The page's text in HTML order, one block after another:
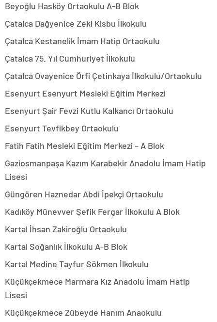
Beyoğlu Hasköy Ortaokulu A-B Blok
Çatalca Dağyenice Zeki Kisbu İlkokulu
Çatalca Kestanelik İmam Hatip Ortaokulu
Çatalca 75. Yıl Cumhuriyet İlkokulu
Çatalca Ovayenice Örfi Çetinkaya İlkokulu/Ortaokulu
Esenyurt Esenyurt Mesleki Eğitim Merkezi
Esenyurt Şair Fevzi Kutlu Kalkancı Ortaokulu
Esenyurt Tevfikbey Ortaokulu
Fatih Fatih Mesleki Eğitim Merkezi – A Blok
Gaziosmanpaşa Kazım Karabekir Anadolu İmam Hatip
Lisesi
Güngören Haznedar Abdi İpekçi Ortaokulu
Kadıköy Münevver Şefik Fergar İlkokulu A Blok
Kartal İhsan Zakiroğlu Ortaokulu
Kartal Soğanlık İlkokulu A-B Blok
Kartal Medine Tayfur Sökmen İlkokulu
Küçükçekmece Marmara Kız Anadolu İmam Hatip
Lisesi
Küçükçekmece Zübeyde Hanım Anaokulu